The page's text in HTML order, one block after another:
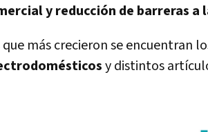
y reducción de barreras a
más crecieron se encuentran
y distintos